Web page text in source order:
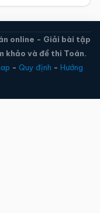
online - Giải bài tập
khảo và đề thi Toán.
- Quy định - Hướng